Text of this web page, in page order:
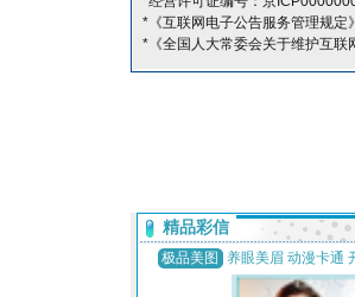
*《互联网电子公告服务管理规定》
*《全国人大常委会关于维护互联